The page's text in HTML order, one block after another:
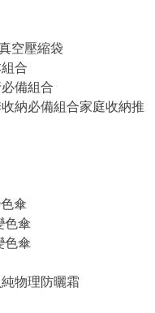
空壓縮袋
合
備組合
納必備組合家庭收納推
傘
色傘
色傘
物理防曬霜